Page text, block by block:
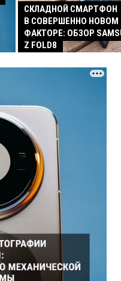
СКЛАДНОЙ СМАРТФОН
В СОВЕРШЕННО
ФАКТОРЕ: ОБЗОР
Z FOLD8